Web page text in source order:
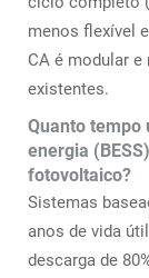
menos flexível
CA é modular
existentes.
Quanto tempo
energia
fotovoltaico?
Sistemas
anos de vida
descarga de